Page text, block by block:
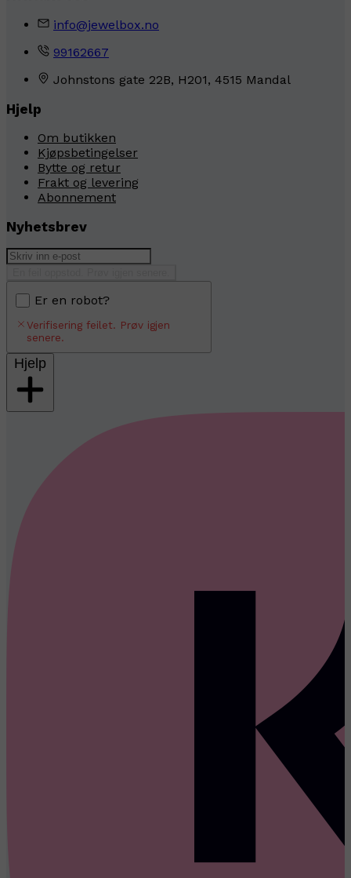
info@jewelbox.no
99162667
Johnstons gate 22B, H201, 4515 Mandal
Hjelp
Om butikken
Kjøpsbetingelser
Bytte og retur
Frakt og levering
Abonnement
Nyhetsbrev
Er en robot?
Verifisering feilet. Prøv igjen
senere.
Hjelp